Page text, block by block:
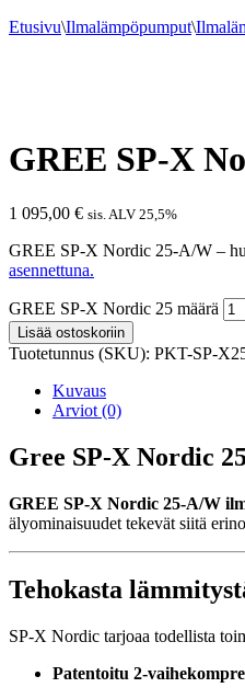
Etusivu\Ilmalämpöpumput\
GREE SP-X
1 095,00 € sis. ALV 25,5%
GREE SP-X Nordic 25-A/W –
asennettuna.
GREE SP-X Nordic 25 määrä
Lisää ostoskoriin
Tuotetunnus (SKU): PKT-SP-
Kuvaus
Arviot (0)
Gree SP-X Nordic
GREE SP-X Nordic 25-A/W
älyominaisuudet tekevät siitä
Tehokasta
SP-X Nordic tarjoaa todellista
Patentoitu 2-